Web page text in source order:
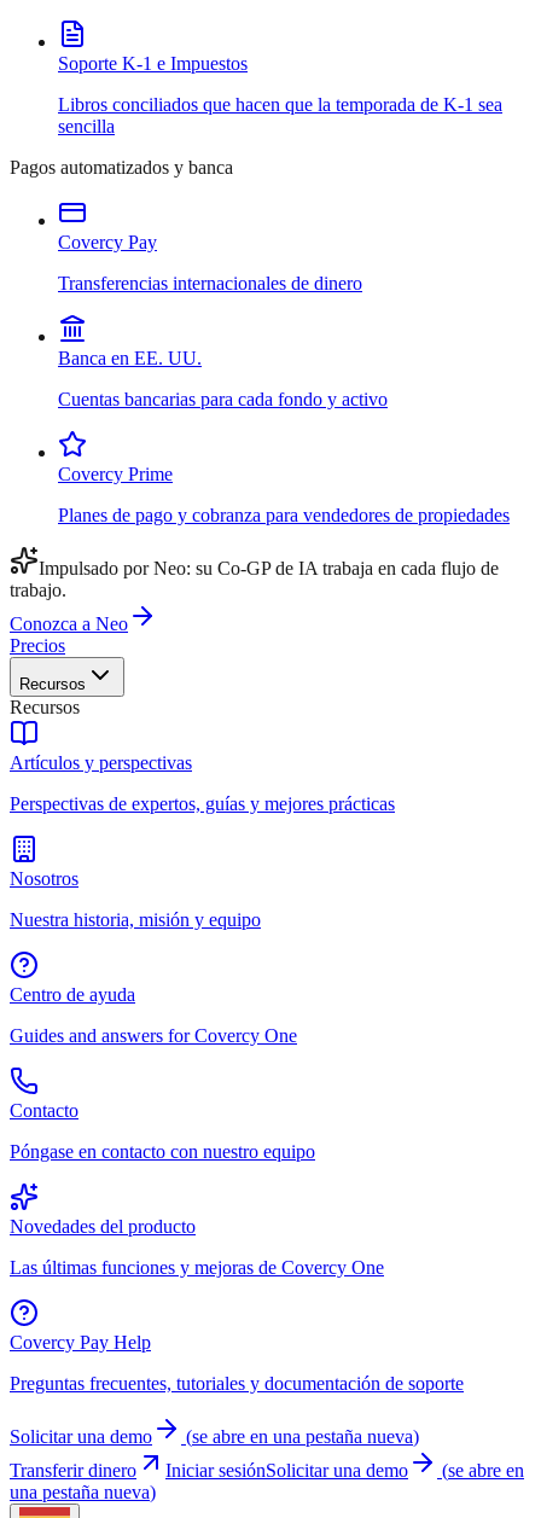
Soporte K-1 e Impuestos
Libros conciliados que hacen que la temporada de K-1 sea
sencilla
Pagos automatizados y banca
Covercy Pay
Transferencias internacionales de dinero
Banca en EE. UU.
Cuentas bancarias para cada fondo y activo
Covercy Prime
Planes de pago y cobranza para vendedores de propiedades
Impulsado por Neo: su Co-GP de IA trabaja en cada flujo de
trabajo.
Conozca a Neo
Precios
Recursos
Recursos
Artículos y perspectivas
Perspectivas de expertos, guías y mejores prácticas
Nosotros
Nuestra historia, misión y equipo
Centro de ayuda
Guides and answers for Covercy One
Contacto
Póngase en contacto con nuestro equipo
Novedades del producto
Las últimas funciones y mejoras de Covercy One
Covercy Pay Help
Preguntas frecuentes, tutoriales y documentación de soporte
Solicitar una demo (se abre en una pestaña nueva)
Transferir dinero
Iniciar sesiónSolicitar una demo (se abre en
una pestaña nueva)